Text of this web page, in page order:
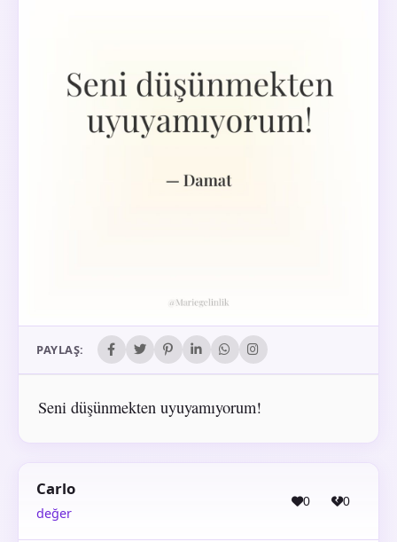
PAYLAŞ:
Seni düşünmekten uyuyamıyorum!
Carlo
değer
0 0